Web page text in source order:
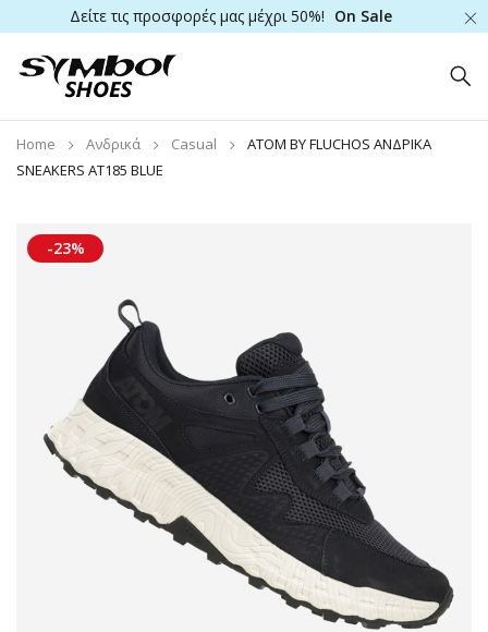
Δείτε τις προσφορές μας μέχρι 50%! On Sale
Home Ανδρικά Casual
ATOM BY FLUCHOS ΑΝΔΡΙΚΑ
SNEAKERS AT185 BLUE
-23%